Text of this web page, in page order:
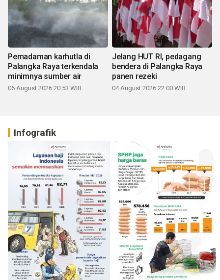
Pemadaman karhutla di
Palangka Raya terkendala
minimnya sumber air
06 August 2026 20:53 WIB
Jelang HUT RI, pedagang
bendera di Palangka Raya
panen rezeki
04 August 2026 22:00 WIB
Infografik